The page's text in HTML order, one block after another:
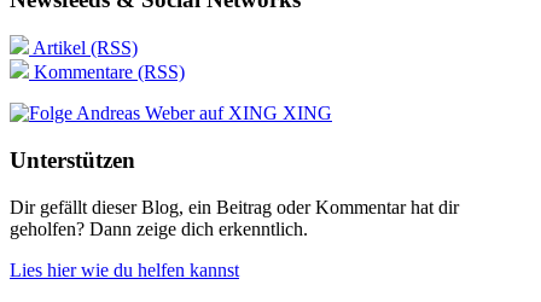
Artikel (RSS)
Kommentare (RSS)
XING
Unterstützen
Dir gefällt dieser Blog, ein Beitrag oder Kommentar hat dir
geholfen? Dann zeige dich erkenntlich.
Lies hier wie du helfen kannst